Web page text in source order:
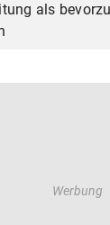
Wienals